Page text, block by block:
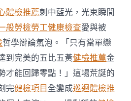
歌
手
秀
傳
醫
院
體
檢
三
次
體檢推薦刺中藍光，光束瞬間
般勞檢勞工健康檢查愛與被
哲學辯論氣泡。「只有當單戀
到完美的五比五黃健檢推薦金
才能回歸零點！」這場荒誕的
完健檢項目 全變成巡迴體檢推